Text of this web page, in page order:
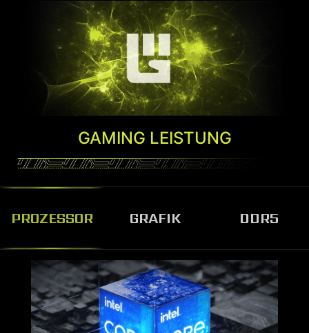
GAMING LEISTUNG
PROZESSOR GRAFIK DDR5